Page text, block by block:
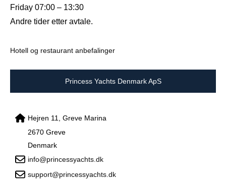
Friday 07:00 – 13:30
Andre tider etter avtale.
Hotell og restaurant anbefalinger
Princess Yachts Denmark ApS
Hejren 11, Greve Marina
2670 Greve
Denmark
info@princessyachts.dk
support@princessyachts.dk